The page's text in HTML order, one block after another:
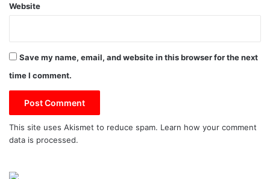
Website
Save my name, email, and website in this browser for the next
time I comment.
This site uses Akismet to reduce spam. Learn how your comment
data is processed.